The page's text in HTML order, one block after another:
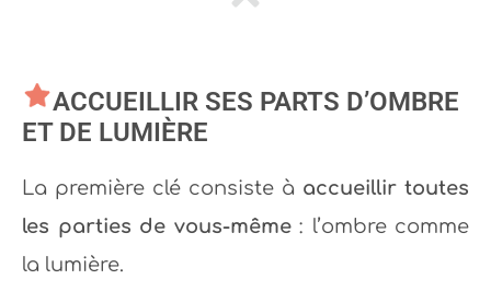
ACCUEILLIR SES PARTS D’OMBRE
ET DE LUMIÈRE
La première clé consiste à accueillir toutes
les parties de vous-même: l’ombre comme
la lumière.